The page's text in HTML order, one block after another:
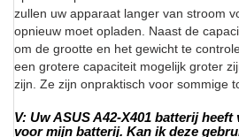
zullen uw apparaat langer van stroom
opnieuw moet opladen. Naast de
om de grootte en het gewicht te
een grotere capaciteit mogelijk groter
zijn. Ze zijn onpraktisch voor sommige
V: Uw ASUS A42-X401 batterij
voor mijn batterij. Kan ik deze